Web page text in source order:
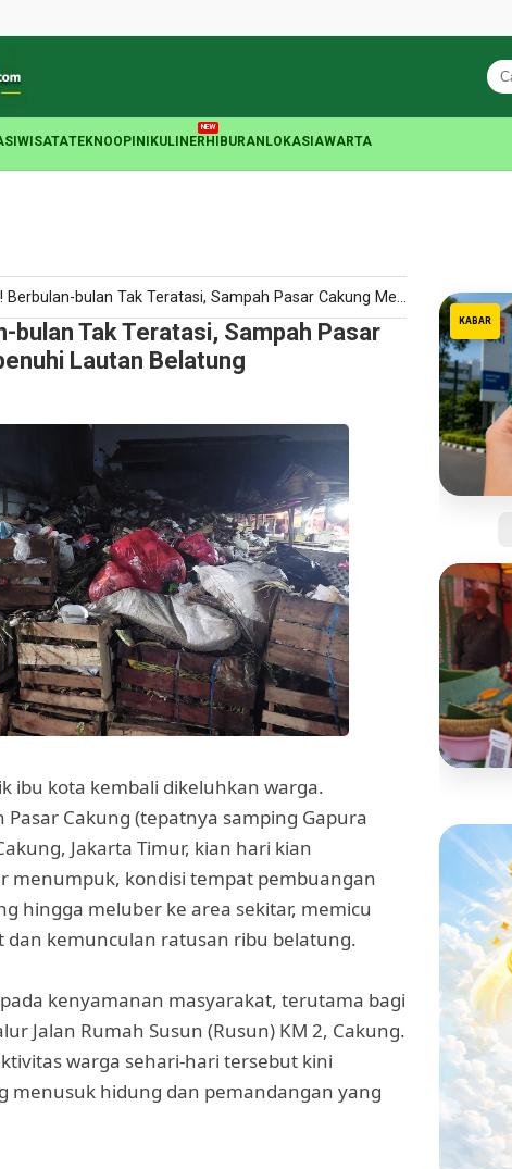
WISATATEKNOOPINI KULINER
NEW
HIBURAN LOKASIAWARTA
bulan Tak Teratasi, Sampah Pasar Cakung Menggunung Dipenuhi Lautan Belatung
bulan Tak Teratasi, Sampah Pasar
Lautan Belatung
ibu kota kembali dikeluhkan warga.
Cakung (tepatnya samping Gapura
Jakarta Timur, kian hari kian
menumpuk, kondisi tempat pembuangan
hingga meluber ke area sekitar, memicu
kemunculan ratusan ribu belatung.
kenyamanan masyarakat, terutama bagi
Jalan Rumah Susun (Rusun) KM 2, Cakung.
warga sehari-hari tersebut kini
menusuk hidung dan pemandangan yang
KABAR
Kartu
Tanpa
yang